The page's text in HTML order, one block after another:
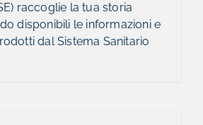
raccoglie la tua storia
disponibili le informazioni e
dal Sistema Sanitario